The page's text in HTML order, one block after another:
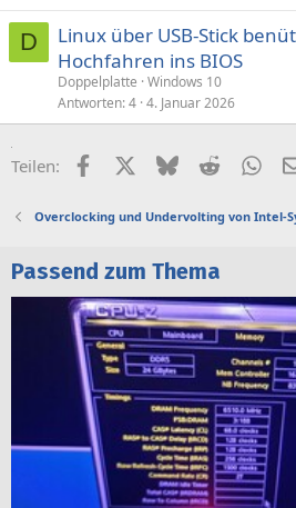
D
Linux über USB-Stick
Hochfahren ins BIOS
Doppelplatte Windows 10
Antworten 4 4. Januar 2026
Teilen: FacebookX (Twitter)
BlueskyReddit
Overclocking und Undervolting von Intel-
Passend zum Thema